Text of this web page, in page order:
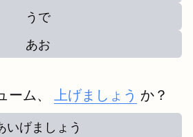
うで
あお
ム、 上げましょう か？
いげましょう